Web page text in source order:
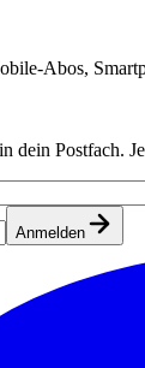
Abos,
dein Postfach.
Anmelden